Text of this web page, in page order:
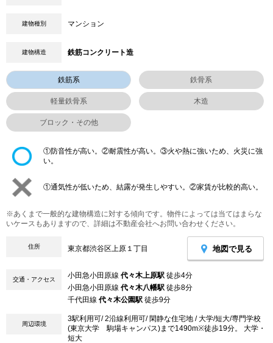
建物種別 マンション
建物構造 鉄筋コンクリート造
鉄筋系 鉄骨系
軽量鉄骨系 木造
ブロック・その他
①防音性が高い。②耐震性が高い。③火や熱に強いため、火災に強
い。
①通気性が低いため、結露が発生しやすい。②家賃が比較的高い。
※あくまで一般的な建物構造に対する傾向です。物件によっては当てはまらな
いケースもありますので、詳細は不動産会社へお問い合わせください。
住所 東京都渋谷区上原１丁目 地図で見る
交通・アクセス 小田急小田原線 代々木上原駅 徒歩4分
小田急小田原線 代々木八幡駅 徒歩8分
千代田線 代々木公園駅 徒歩9分
周辺環境
3駅利用可/ 2沿線利用可/ 閑静な住宅地 / 大学/短大/専門学校
(東京大学 駒場キャンパス)まで1490m※徒歩19分。 大学・
短大